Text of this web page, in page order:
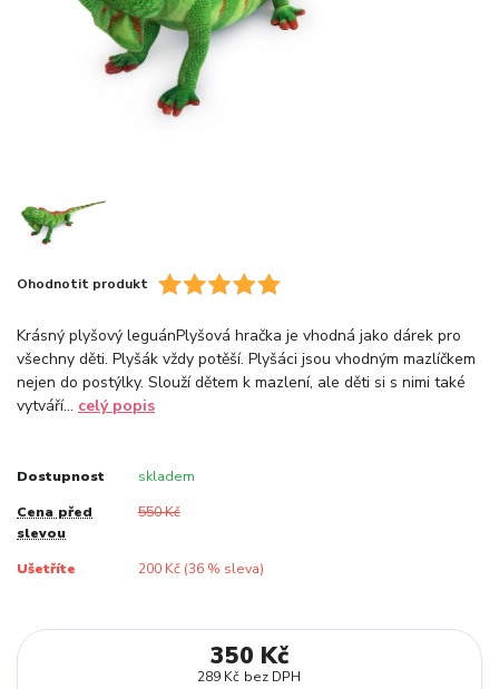
Ohodnotit produkt
Krásný plyšový leguánPlyšová hračka je vhodná jako dárek pro
všechny děti. Plyšák vždy potěší. Plyšáci jsou vhodným mazlíčkem
nejen do postýlky. Slouží dětem k mazlení, ale děti si s nimi také
vytváří... celý popis
Dostupnost skladem
Cena před
slevou
550 Kč
Ušetříte 200 Kč (36% sleva)
350 Kč
289 Kč bez DPH